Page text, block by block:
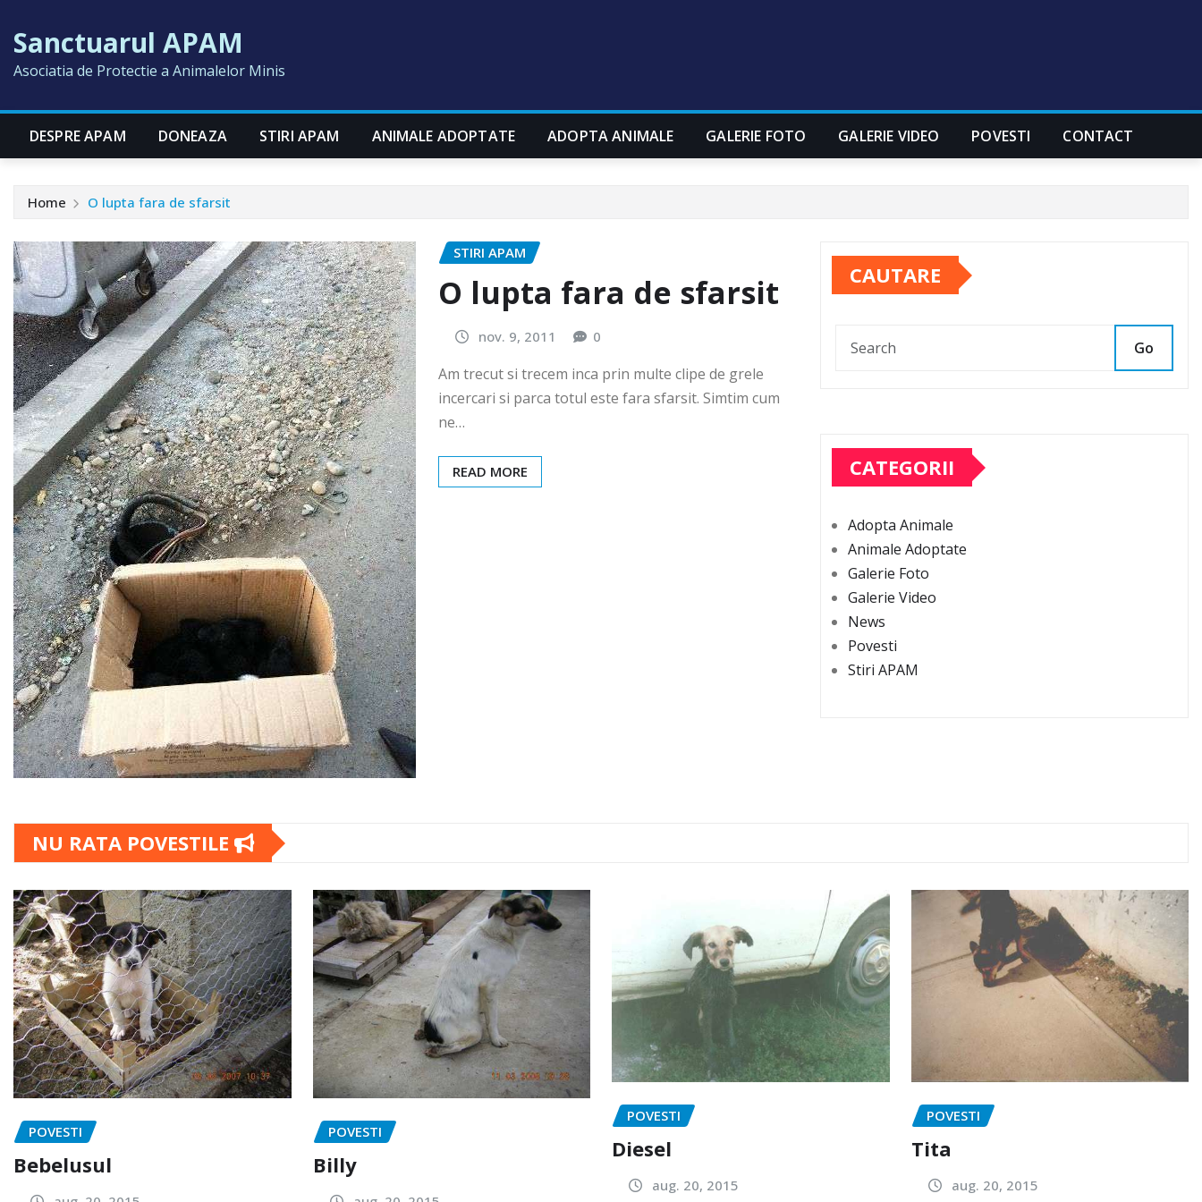
content
Sanctuarul APAM
Asociatia de Protectie a Animalelor Minis
DESPRE APAM DONEAZA STIRI APAM ANIMALE ADOPTATE ADOPTA ANIMALE GALERIE FOTO GALERIE VIDEO POVESTI CONTACT
Home O lupta fara de sfarsit
STIRI APAM
O lupta fara de sfarsit
nov. 9, 2011 0
Am trecut si trecem inca prin multe clipe de grele
incercari si parca totul este fara sfarsit. Simtim cum
ne…
READ MORE
CAUTARE
Go
CATEGORII
Adopta Animale
Animale Adoptate
Galerie Foto
Galerie Video
News
Povesti
Stiri APAM
NU RATA POVESTILE
POVESTI
Bebelusul
POVESTI
Billy
POVESTI
Diesel
aug. 20, 2015
POVESTI
Tita
aug. 20, 2015